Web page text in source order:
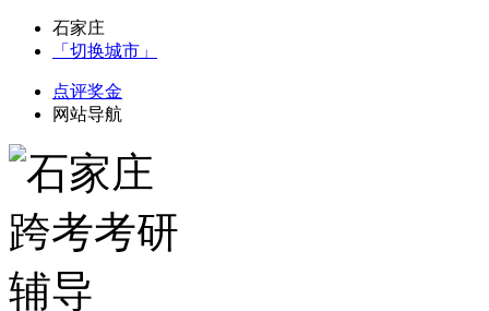
石家庄
「切换城市」
点评奖金
网站导航